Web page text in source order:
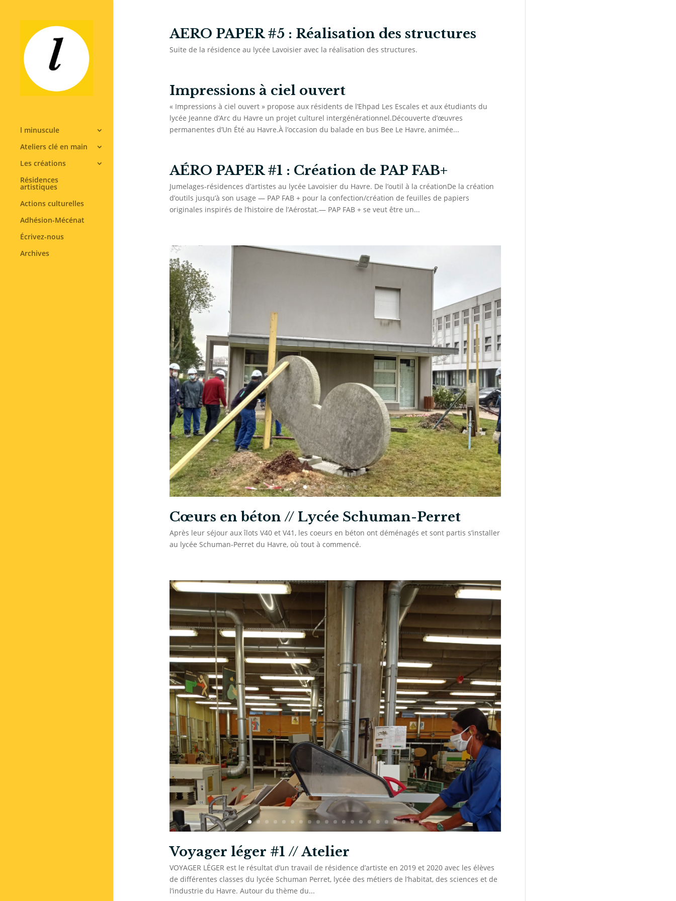
l minuscule
Ateliers clé en main
Les créations
Résidences
artistiques
Actions culturelles
Adhésion-Mécénat
Écrivez-nous
Archives
AERO PAPER #5 : Réalisation des structures
Suite de la résidence au lycée Lavoisier avec la réalisation des structures.
Impressions à ciel ouvert
« Impressions à ciel ouvert » propose aux résidents de l’Ehpad Les Escales et aux étudiants du
lycée Jeanne d’Arc du Havre un projet culturel intergénérationnel.Découverte d’œuvres
permanentes d’Un Été au Havre.À l’occasion du balade en bus Bee Le Havre, animée...
AÉRO PAPER #1 : Création de PAP FAB+
Jumelages-résidences d’artistes au lycée Lavoisier du Havre. De l’outil à la créationDe la création
d’outils jusqu’à son usage — PAP FAB + pour la confection/création de feuilles de papiers
originales inspirés de l’histoire de l’Aérostat.— PAP FAB + se veut être un...
Cœurs en béton // Lycée Schuman-Perret
Après leur séjour aux îlots V40 et V41, les coeurs en béton ont déménagés et sont partis s’installer
au lycée Schuman-Perret du Havre, où tout à commencé.
Voyager léger #1 // Atelier
VOYAGER LÉGER est le résultat d’un travail de résidence d’artiste en 2019 et 2020 avec les élèves
de différentes classes du lycée Schuman Perret, lycée des métiers de l’habitat, des sciences et de
l’industrie du Havre. Autour du thème du...